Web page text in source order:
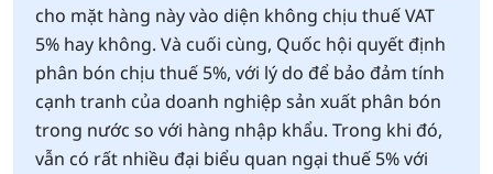
cho mặt hàng này vào diện không chịu thuế VAT
5% hay không. Và cuối cùng, Quốc hội quyết định
phân bón chịu thuế 5%, với lý do để bảo đảm tính
cạnh tranh của doanh nghiệp sản xuất phân bón
trong nước so với hàng nhập khẩu. Trong khi đó,
vẫn có rất nhiều đại biểu quan ngại thuế 5% với